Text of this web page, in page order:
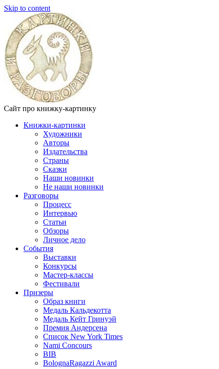
Skip to content
Сайт про книжку-картинку
Книжки-картинки
Художники
Авторы
Издательства
Страны
Сказки
Наши новинки
Не наши новинки
Разговоры
Процесс
Интервью
Статьи
Обзоры
Личное дело
События
Выставки
Конкурсы
Мастер-классы
Фестивали
Призеры
Образ книги
Медаль Кальдекотта
Медаль Кейт Гринуэй
Премия Андерсена
Список New York Times
Nami Concours
BIB
BolognaRagazzi Award